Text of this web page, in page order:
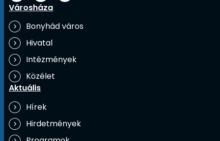
Városháza
Bonyhád város
Hivatal
Intézmények
Közélet
Aktuális
Hírek
Hirdetmények